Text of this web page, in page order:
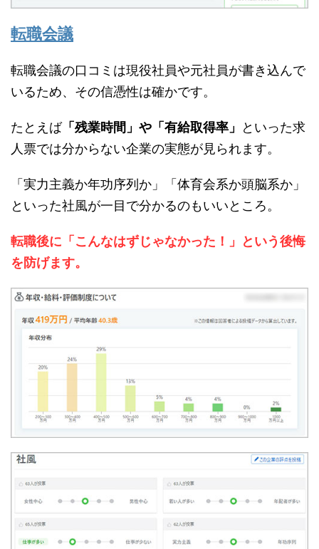
転職会議
転職会議の口コミは現役社員や元社員が書き込んで
いるため、その信憑性は確かです。
たとえば「残業時間」や「有給取得率」
といった求
人票では分からない企業の実態が見られます。
「実力主義か年功序列か」「体育会系か頭脳系か」
といった社風が一目で分かるのもいいところ。
転職後に「こんなはずじゃなかった！」という後悔
を防げます。